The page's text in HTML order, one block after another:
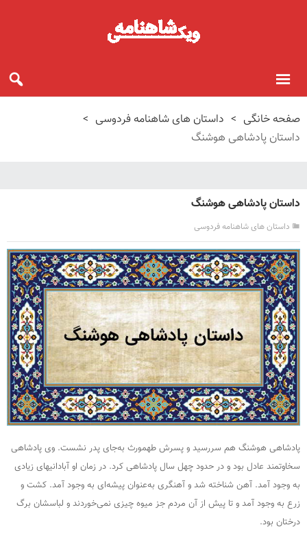
صفحه خانگی > داستان های شاهنامه فردوسی >
داستان پادشاهی هوشنگ
داستان پادشاهی هوشنگ
داستان های شاهنامه فردوسی
پادشاهی هوشنگ هم سررسید و پسرش طهمورث به‌جای پدر نشست. وی پادشاهی
سخاوتمند عادل بود و در حدود چهل سال پادشاهی کرد. در زمان او آبادانیهای زیادی
به وجود آمد. آهن شناخته شد و آهنگری به‌عنوان پیشه‌ای به وجود آمد. کشت و
زرع به وجود آمد و تا پیش از آن مردم جز میوه چیزی نمی‌خوردند و لباسشان برگ
درختان بود.